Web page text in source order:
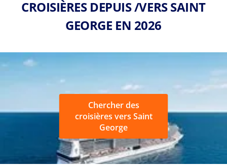
CROISIÈRES DEPUIS /VERS SAINT
GEORGE EN 2026
Chercher des
croisières vers Saint
George